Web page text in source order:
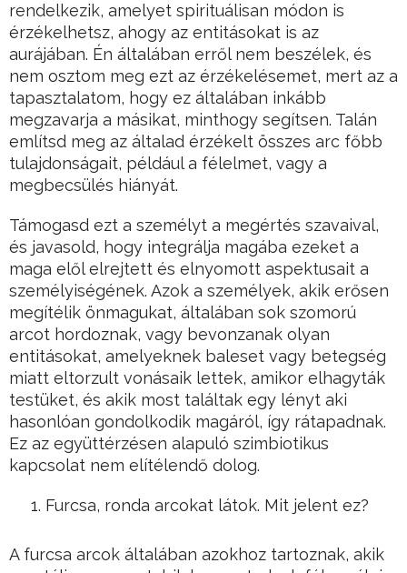
rendelkezik, amelyet spirituálisan módon is
érzékelhetsz, ahogy az entitásokat is az
aurájában. Én általában erről nem beszélek, és
nem osztom meg ezt az érzékelésemet, mert az a
tapasztalatom, hogy ez általában inkább
megzavarja a másikat, minthogy segítsen. Talán
említsd meg az általad érzékelt összes arc főbb
tulajdonságait, például a félelmet, vagy a
megbecsülés hiányát.
Támogasd ezt a személyt a megértés szavaival,
és javasold, hogy integrálja magába ezeket a
maga elől elrejtett és elnyomott aspektusait a
személyiségének. Azok a személyek, akik erősen
megítélik önmagukat, általában sok szomorú
arcot hordoznak, vagy bevonzanak olyan
entitásokat, amelyeknek baleset vagy betegség
miatt eltorzult vonásaik lettek, amikor elhagyták
testüket, és akik most találtak egy lényt aki
hasonlóan gondolkodik magáról, így rátapadnak.
Ez az együttérzésen alapuló szimbiotikus
kapcsolat nem elítélendő dolog.
Furcsa, ronda arcokat látok. Mit jelent ez?
A furcsa arcok általában azokhoz tartoznak, akik